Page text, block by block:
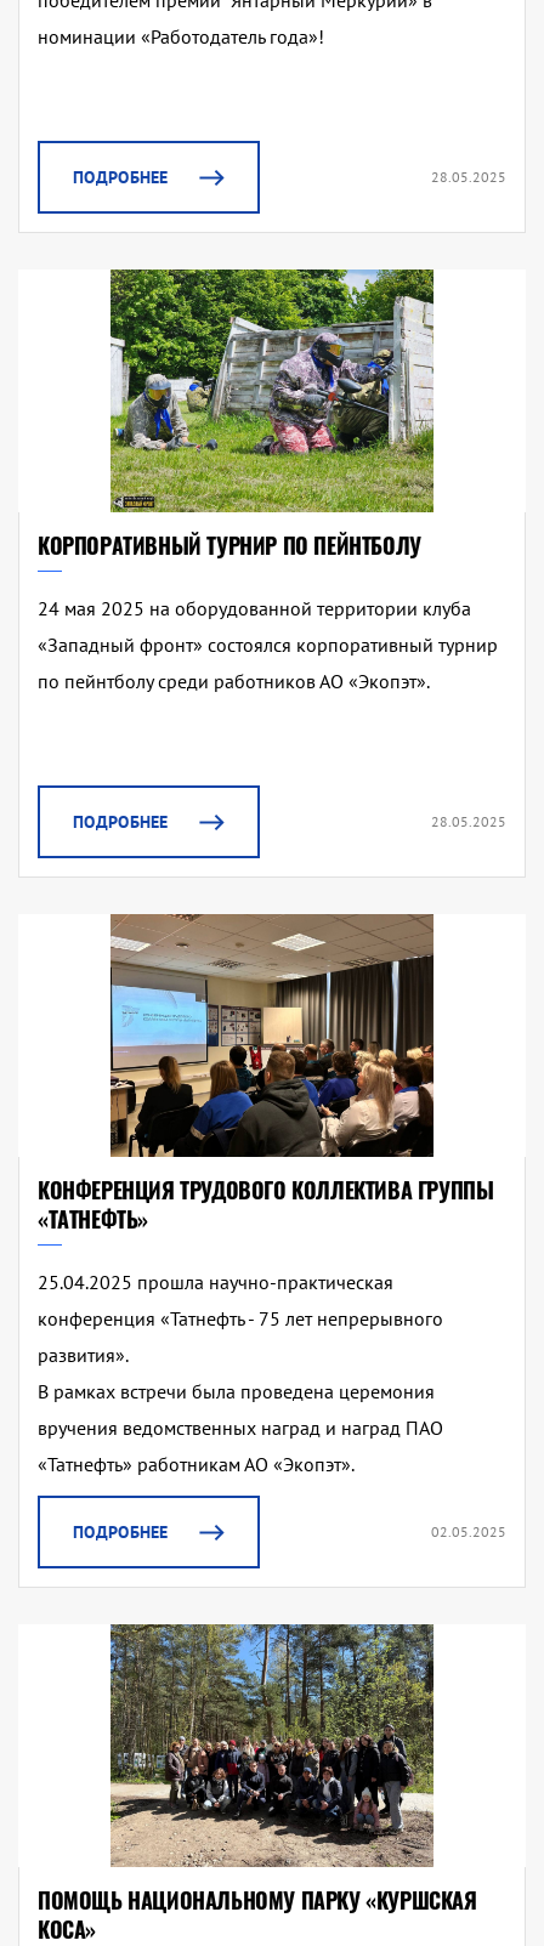
номинации «Работодатель года»!
ПОДРОБНЕЕ 28.05.2025
КОРПОРАТИВНЫЙ ТУРНИР ПО ПЕЙНТБОЛУ
24 мая 2025 на оборудованной территории клуба
«Западный фронт» состоялся корпоративный турнир
по пейнтболу среди работников АО «Экопэт».
ПОДРОБНЕЕ 28.05.2025
КОНФЕРЕНЦИЯ ТРУДОВОГО КОЛЛЕКТИВА ГРУППЫ
«ТАТНЕФТЬ»
25.04.2025 прошла научно-практическая
конференция «Татнефть - 75 лет непрерывного
развития».
В рамках встречи была проведена церемония
вручения ведомственных наград и наград ПАО
«Татнефть» работникам АО «Экопэт».
ПОДРОБНЕЕ 02.05.2025
ПОМОЩЬ НАЦИОНАЛЬНОМУ ПАРКУ «КУРШСКАЯ
КОСА»